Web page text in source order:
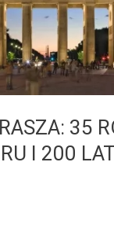
35
I 200